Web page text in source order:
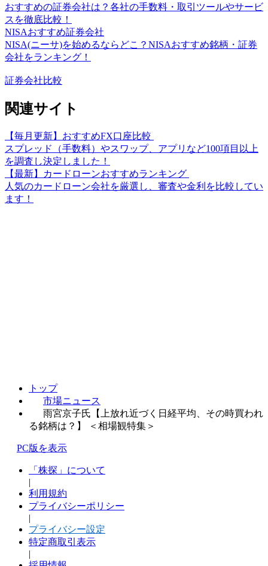
おすすめの証券会社は？各社の手数料・取引ツールやサービ
スを徹底比較！
NISAおすすめ証券会社
NISA(ニーサ)を始めるならどこ？NISAおすすめ銘柄・証券
会社をランキング！
証券会社比較
関連サイト
【毎月更新】おすすめFX口座比較
スプレッド（手数料）やスワップ、アプリなど100項目以上
を調査し決定しました！
【最新】カードローンおすすめランキング
人気のカードローン会社を厳選し、審査や金利を比較してい
ます！
トップ
市場ニュース
雨宮京子氏【上放れ近づく日経平均、その時買われ
る銘柄は？】 ＜相場観特集＞
PC版を表示
「株探」について
|
利用規約
プライバシーポリシー
|
プライバシー設定
特定商取引表示
|